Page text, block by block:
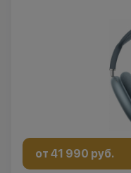
от 41 990 руб.